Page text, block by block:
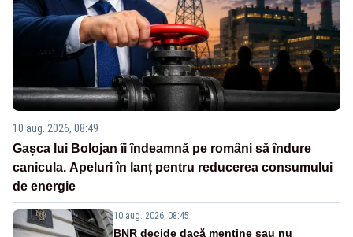
10 aug. 2026, 08:49
Gașca lui Bolojan îi îndeamnă pe români să îndure
canicula. Apeluri în lanț pentru reducerea consumului
de energie
10 aug. 2026, 08:45
BNR decide dacă menține sau nu